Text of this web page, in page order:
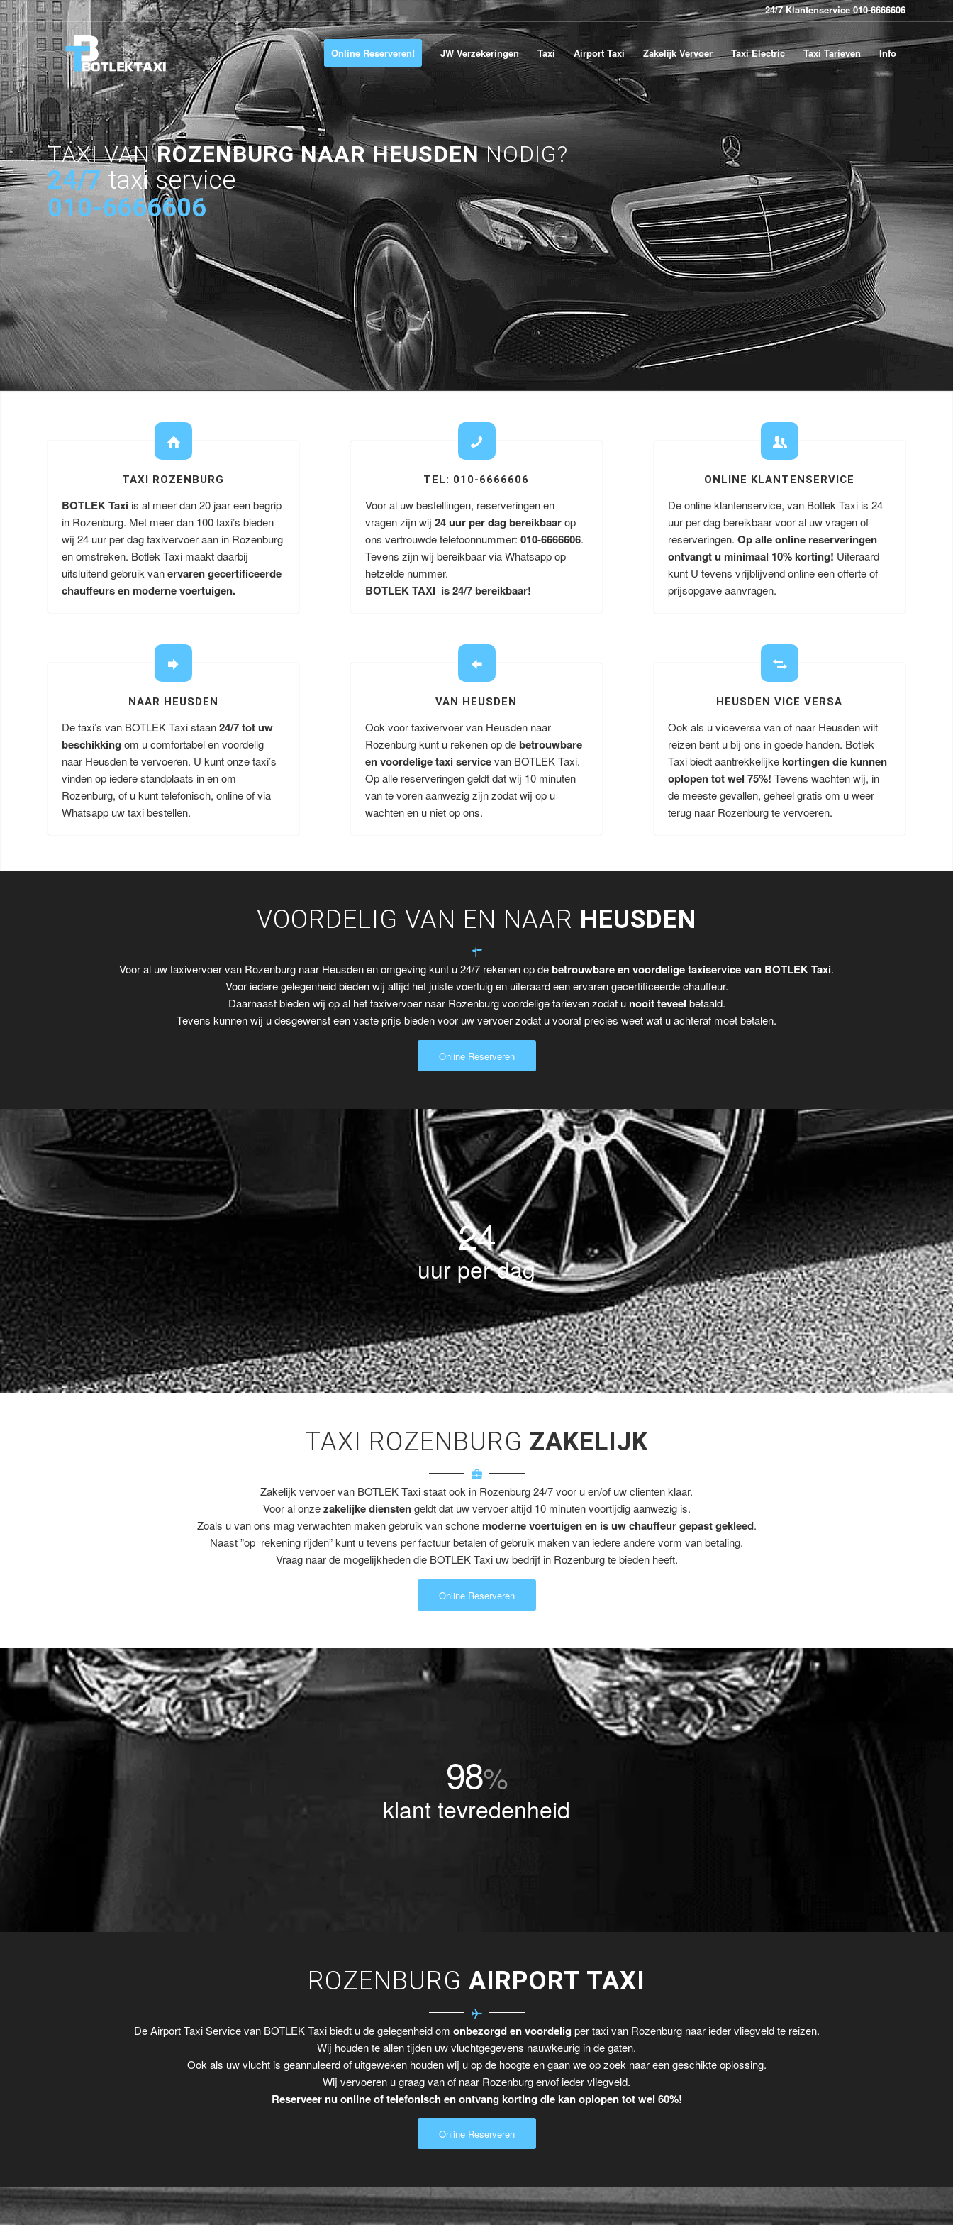
24/7 Klantenservice 010-6666606
Online Reserveren! JW Verzekeringen Taxi Airport Taxi Zakelijk Vervoer Taxi Electric Taxi Tarieven Info
TAXI VANROZENBURG NAAR HEUSDENNODIG?
24/7 taxi service
010-6666606
TAXI ROZENBURG
BOTLEK Taxi is al meer dan 20 jaar een begrip
in Rozenburg. Met meer dan 100 taxi’s bieden
wij 24 uur per dag taxivervoer aan in Rozenburg
en omstreken. Botlek Taxi maakt daarbij
uitsluitend gebruik vanervaren gecertificeerde
chauffeurs en moderne voertuigen.
TEL: 010-6666606
Voor al uw bestellingen, reserveringen en
vragen zijn wij 24 uur per dag bereikbaarop
ons vertrouwde telefoonnummer: 010-6666606.
Tevens zijn wij bereikbaar via Whatsapp op
hetzelde nummer.
BOTLEK TAXI is 24/7 bereikbaar!
ONLINE KLANTENSERVICE
De online klantenservice, van Botlek Taxi is 24
uur per dag bereikbaar voor al uw vragen of
reserveringen.Op alle online reserveringen
ontvangt u minimaal 10% korting! Uiteraard
kunt U tevens vrijblijvend online een offerte of
prijsopgave aanvragen.
NAAR HEUSDEN
De taxi’s van BOTLEK Taxi staan24/7 tot uw
beschikking om u comfortabel en voordelig
naar Heusden te vervoeren. U kunt onze taxi’s
vinden op iedere standplaats in en om
Rozenburg, of u kunt telefonisch, online of via
Whatsapp uw taxi bestellen.
VAN HEUSDEN
Ook voor taxivervoer van Heusden naar
Rozenburg kunt u rekenen op debetrouwbare
en voordelige taxi servicevan BOTLEK Taxi.
Op alle reserveringen geldt dat wij 10 minuten
van te voren aanwezig zijn zodat wij op u
wachten en u niet op ons.
HEUSDEN VICE VERSA
Ook als u viceversa van of naar Heusden wilt
reizen bent u bij ons in goede handen. Botlek
Taxi biedt aantrekkelijkekortingen die kunnen
oplopen tot wel 75%!Tevens wachten wij, in
de meeste gevallen, geheel gratis om u weer
terug naar Rozenburg te vervoeren.
VOORDELIG VAN EN NAAR HEUSDEN
Voor al uw taxivervoer van Rozenburg naar Heusden en omgeving kunt u 24/7 rekenen op debetrouwbare en voordelige taxiservice van BOTLEK Taxi.
Voor iedere gelegenheid bieden wij altijd het juiste voertuig en uiteraard een ervaren gecertificeerde chauffeur.
Daarnaast bieden wij op al het taxivervoer naar Rozenburg voordelige tarieven zodat u nooit teveel betaald.
Tevens kunnen wij u desgewenst een vaste prijs bieden voor uw vervoer zodat u vooraf precies weet wat u achteraf moet betalen.
Online Reserveren
24
uur per dag
TAXI ROZENBURG ZAKELIJK
Zakelijk vervoer van BOTLEK Taxi staat ook in Rozenburg 24/7 voor u en/of uw clienten klaar.
Voor al onzezakelijke dienstengeldt dat uw vervoer altijd 10 minuten voortijdig aanwezig is.
Zoals u van ons mag verwachten maken gebruik van schone moderne voertuigen en is uw chauffeur gepast gekleed.
Naast ”op rekening rijden” kunt u tevens per factuur betalen of gebruik maken van iedere andere vorm van betaling.
Vraag naar de mogelijkheden die BOTLEK Taxi uw bedrijf in Rozenburg te bieden heeft.
Online Reserveren
98%
klant tevredenheid
ROZENBURG AIRPORT TAXI
De Airport Taxi Service van BOTLEK Taxi biedt u de gelegenheid om onbezorgd en voordelig per taxi van Rozenburg naar ieder vliegveld te reizen.
Wij houden te allen tijden uw vluchtgegevens nauwkeurig in de gaten.
Ook als uw vlucht is geannuleerd of uitgeweken houden wij u op de hoogte en gaan we op zoek naar een geschikte oplossing.
Wij vervoeren u graag van of naar Rozenburg en/of ieder vliegveld.
Reserveer nu online of telefonisch en ontvang korting die kan oplopen tot wel 60%!
Online Reserveren